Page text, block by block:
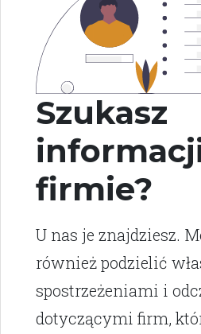
Szukasz
firmie?
U nas je znajdziesz.
również podzielić
spostrzeżeniami i
dotyczącymi firm,